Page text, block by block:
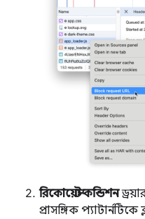
রিকোয়েস্ট কন্ডিশন
প্রাসঙ্গিক